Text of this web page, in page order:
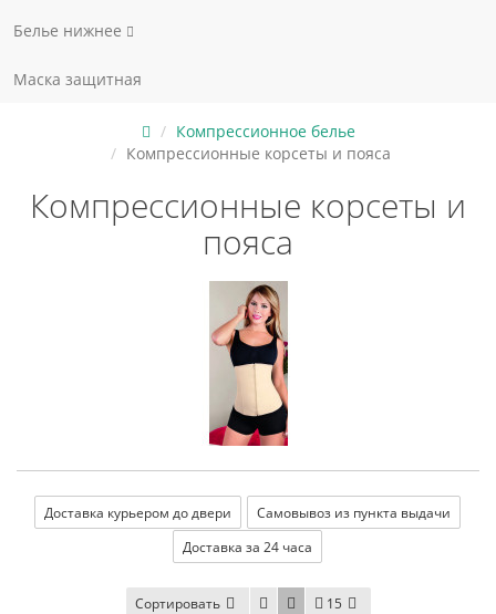
Белье нижнее
Маска защитная
Компрессионное белье
Компрессионные корсеты и пояса
Компрессионные корсеты и
пояса
Доставка курьером до двери
Самовывоз из пункта выдачи
Доставка за 24 часа
Сортировать 15